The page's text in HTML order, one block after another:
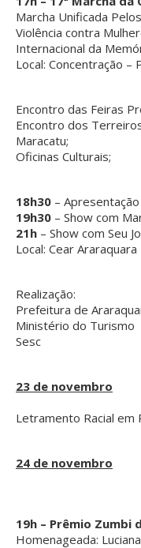
Marcha Unificada
Violência contra
Internacional da
Local: Concentração –
Encontro das Feiras
Encontro dos
Maracatu;
Oficinas Culturais;
18h30 – Apresentação
19h30 – Show com
21h – Show com Seu
Local: Cear Araraquara
Realização:
Prefeitura de
Ministério do Turismo
Sesc
23 de novembro
Letramento Racial em
24 de novembro
19h – Prêmio Zumbi
Homenageada: